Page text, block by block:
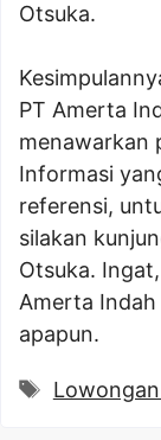
Otsuka.
PT Amerta
menawarkan
Informasi
referensi,
silakan
Otsuka.
Amerta
apapun.
Tags